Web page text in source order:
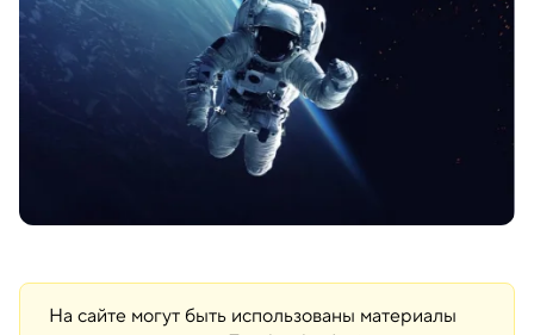
На сайте могут быть использованы материалы